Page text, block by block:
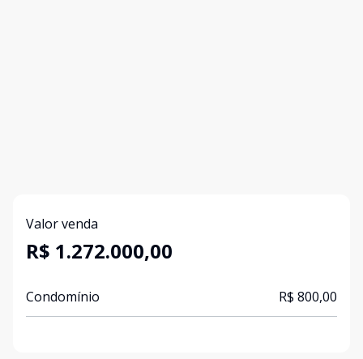
Valor venda
R$ 1.272.000,00
Condomínio R$ 800,00